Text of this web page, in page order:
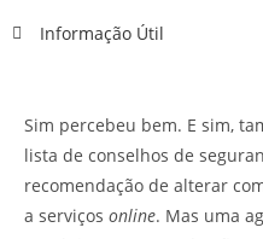
Informação Útil
Sim percebeu bem. E sim,
lista de conselhos de
recomendação de alterar
a serviços online. Mas uma